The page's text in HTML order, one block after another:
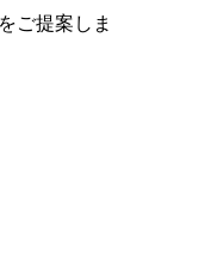
ご提案しま